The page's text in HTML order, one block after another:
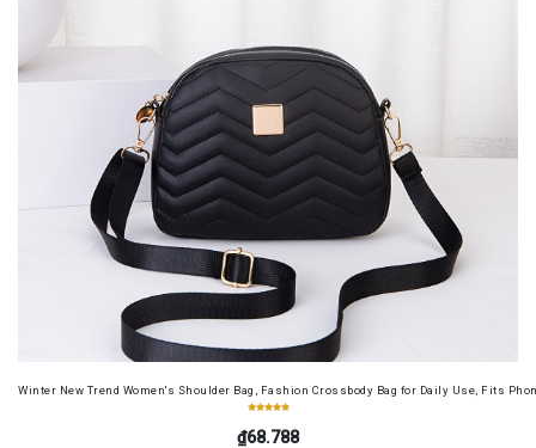
Winter New Trend Women's Shoulder Bag, Fashion Crossbody Bag for Daily Use, Fits
₫68.788